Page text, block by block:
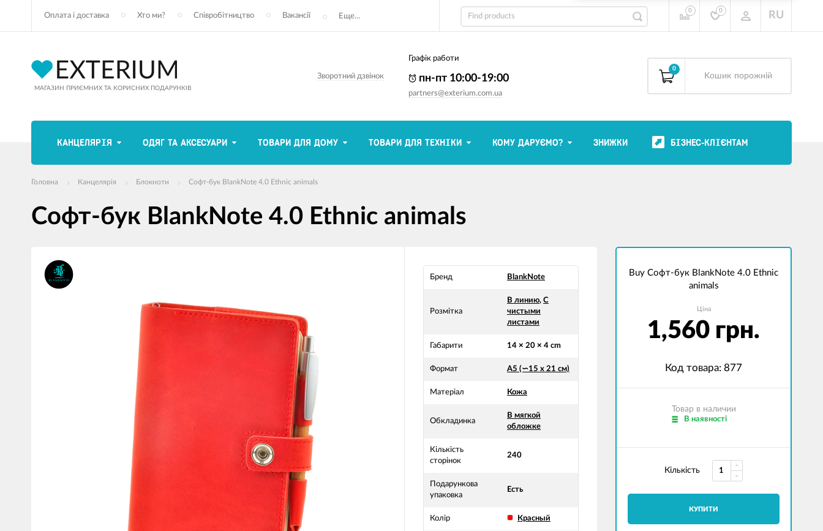
Оплата і доставка Хто ми? Співробітництво Вакансії Еще...
0 0 RU
МАГАЗИН ПРИЄМНИХ ТА КОРИСНИХ ПОДАРУНКІВ
Зворотний дзвінок
Графік работи
пн-пт 10:00-19:00
partners@exterium.com.ua
0
Kошик порожній
КАНЦЕЛЯРІЯ ОДЯГ ТА АКСЕСУАРИ ТОВАРИ ДЛЯ ДОМУ ТОВАРИ ДЛЯ ТЕХНІКИ КОМУ ДАРУЄМО? ЗНИЖКИ БІЗНЕС-КЛІЄНТАМ
Головна Канцелярія Блокноти Софт-бук BlankNote 4.0 Ethnic animals
Софт-бук BlankNote 4.0 Ethnic animals
продуктів
Бренд BlankNote
Розмітка
В линию, С
чистыми
листами
Габарити 14 × 20 × 4 cm
Формат А5 (∽15 х 21 см)
Матеріал Кожа
Обкладинка
В мягкой
обложке
Кількість
сторінок
240
Подарункова
упаковка
Есть
Колір Красный
Buy Софт-бук BlankNote 4.0 Ethnic
animals
Ціна
1,560 грн.
Код товара: 877
Товар в наличии
В наявності
Кількість
КУПИТИ